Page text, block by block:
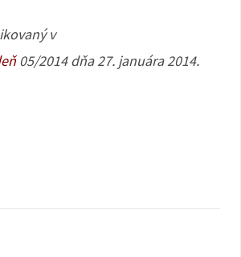
v
05/2014 dňa 27. januára 2014.